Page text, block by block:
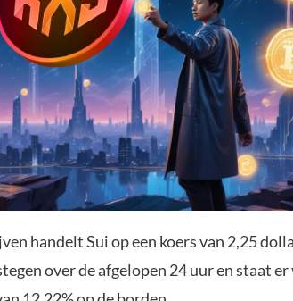
handelt Sui op een koers van 2,25
over de afgelopen 24 uur en staat